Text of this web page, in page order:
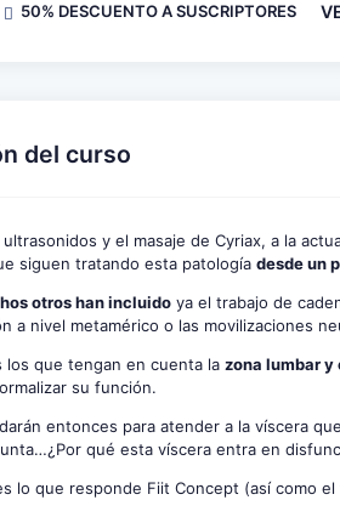
50% DESCUENTO A SUSCRIPTORES
del curso
y el masaje de Cyriax, a la
siguen tratando esta patologíadesde un
otros han incluido ya el trabajo de
a nivel metamérico o las movilizaciones
los que tengan en cuenta lazona lumbar
su función.
entonces para atender a la víscera
qué esta víscera entra en
lo que responde Fiit Concept (así como